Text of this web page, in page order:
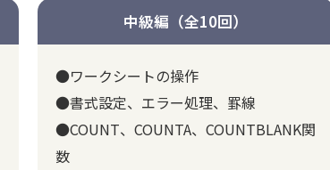
中級編（全10回）
●ワークシートの操作
●書式設定、エラー処理、罫線
●COUNT、COUNTA、COUNTBLANK関
数